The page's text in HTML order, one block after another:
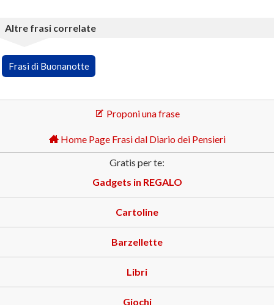
Altre frasi correlate
Frasi di Buonanotte
Proponi una frase
Home Page Frasi dal Diario dei Pensieri
Gratis per te:
Gadgets in REGALO
Cartoline
Barzellette
Libri
Giochi